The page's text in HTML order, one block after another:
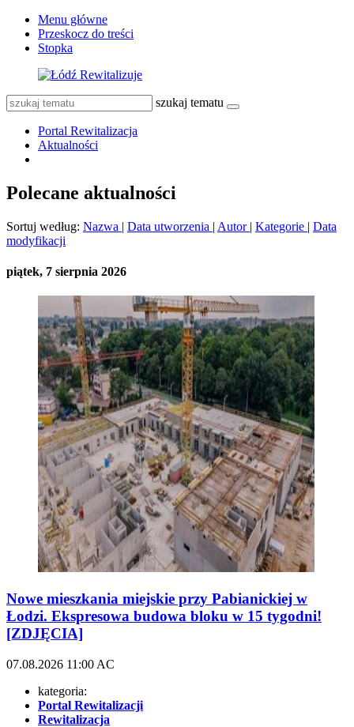
Menu główne
Przeskocz do treści
Stopka
szukaj tematu
Portal Rewitalizacja
Aktualności
Polecane aktualności
Sortuj według: Nazwa | Data utworzenia | Autor | Kategorie | Data
modyfikacji
piątek, 7 sierpnia 2026
Nowe mieszkania miejskie przy Pabianickiej w
Łodzi. Ekspresowa budowa bloku w 15 tygodni!
[ZDJĘCIA]
07.08.2026 11:00 AC
kategoria:
Portal Rewitalizacji
Rewitalizacja